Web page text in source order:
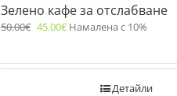
Зелено кафе за отслабване
50.00€ 45.00€ Намалена с 10%
Детайли